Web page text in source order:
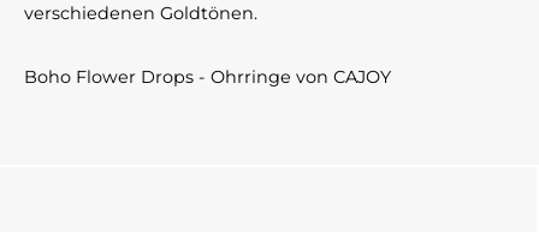
verschiedenen Goldtönen.
Boho Flower Drops - Ohrringe von CAJOY